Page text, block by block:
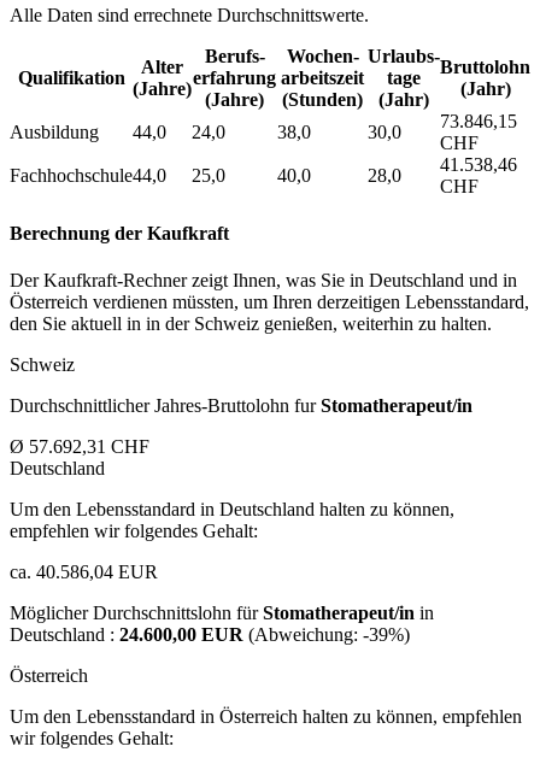
Alle Daten sind errechnete Durchschnittswerte.
Qualifikation
Alter
(Jahre)
Berufs­
erfahrung
(Jahre)
Wochen­
arbeitszeit
(Stunden)
Urlaubs­
tage
(Jahr)
Bruttolohn
(Jahr)
Ausbildung 44,0 24,0 38,0 30,0
73.846,15
CHF
Fachhochschule44,0 25,0 40,0 28,0
41.538,46
CHF
Berechnung der Kaufkraft
Der Kaufkraft-Rechner zeigt Ihnen, was Sie in Deutschland und in
Österreich verdienen müssten, um Ihren derzeitigen Lebensstandard,
den Sie aktuell in in der Schweiz genießen, weiterhin zu halten.
Schweiz
Durchschnittlicher Jahres-Bruttolohn furStomatherapeut/in
Ø 57.692,31 CHF
Deutschland
Um den Lebensstandard in Deutschland halten zu können,
empfehlen wir folgendes Gehalt:
ca. 40.586,04 EUR
Möglicher Durchschnittslohn fürStomatherapeut/in in
Deutschland : 24.600,00 EUR (Abweichung: -39%)
Österreich
Um den Lebensstandard in Österreich halten zu können, empfehlen
wir folgendes Gehalt: